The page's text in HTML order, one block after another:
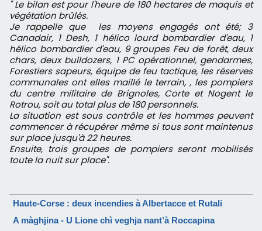
" Le bilan est pour l'heure de 180 hectares de maquis et
végétation brûlés.
Je rappelle que les moyens engagés ont été; 3
Canadair, 1 Desh, 1 hélico lourd bombardier d'eau, 1
hélico bombardier d'eau, 9 groupes Feu de forêt, deux
chars, deux bulldozers, 1 PC opérationnel, gendarmes,
Forestiers sapeurs, équipe de feu tactique, les réserves
communales ont elles maillé le terrain, , les pompiers
du centre militaire de Brignoles, Corte et Nogent le
Rotrou, soit au total plus de 180 personnels.
La situation est sous contrôle et les hommes peuvent
commencer à récupérer même si tous sont maintenus
sur place jusqu'à 22 heures.
Ensuite, trois groupes de pompiers seront mobilisés
toute la nuit sur place".
Haute-Corse : deux incendies à Albertacce et Rutali
A màghjina - U Lione chì veghja nant’à Roccapina